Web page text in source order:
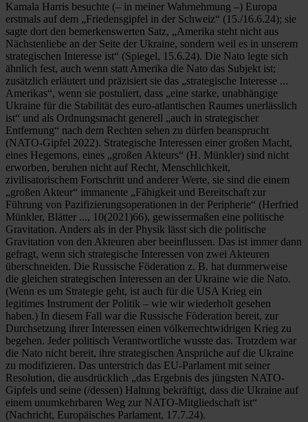
Kamala Harris besuchte (– in meiner Wahrnehmung –) Europa
erstmals auf dem „Friedensgipfel in der Schweiz“ (15./16.6.24); sie
sagte dort den bemerkenswerten Satz, „Amerika steht nicht aus
Nächstenliebe an der Seite der Ukraine, sondern weil es in unserem
strategischen Interesse ist“ (Spiegel, 15.6.24). Die Nato legte sich
ähnlich fest, auch wenn statt Amerika die Nato das Subjekt ist;
zusätzlich erläutert und präzisiert sie das „strategische Interesse ...
Amerikas“, wenn sie postuliert, dass „eine starke, unabhängige
Ukraine für die Stabilität des euro-atlantischen Raumes unerlässlich
ist“ und als Ordnungsmacht generell „auch in strategischer
Entfernung“ nach dem Rechten sehen zu dürfen beansprucht
(NATO-Gipfel 2022). Strategische Interessen einer großen Macht,
eines Hegemons, eines „großen Akteurs“ (H. Münkler) sind nicht
erworben, beruhen nicht auf Recht, Menschlichkeit,
zivilisatorischem Fortschritt und anderer Werte, sie sind die einem
„großen Akteur“ immanente „Fähigkeit und Bereitschaft zur
Führung von Pazifizierungsoperationen in der Peripherie“ (Herfried
Münkler, Blätter ..., 10(2021)66), gewissermaßen eine politische
Gravitation. Anders als in der Physik lässt sich die politische
Gravitation von den Akteuren aber beeinflussen. Das ist immer dann
gefragt, wenn sich strategische Interessen von zwei Akteuren
überschneiden. Die Russische Föderation z. B. hat dummerweise
die gleichen strategischen Interessen an der Ukraine wie die Nato.
(Wenn es um Strategie geht, ist auch für die USA Krieg ein
legitimes Instrument der Politik – wie wir wiederholt gesehen
haben.) In diesem Fall war die Russische Föderation bereit, zur
Durchsetzung ihrer Interessen einen völkerrechtwidrigen Krieg zu
begehen. Jeder politisch Verantwortliche wusste das. Trotzdem war
die Nato nicht bereit, ihre strategischen Ansprüche auf die Ukraine
zu modifizieren. Das unterstrich das EU-Parlament mit seiner
Resolution, die ausdrücklich „das Ergebnis des jüngsten NATO-
Gipfels und seine (/dessen) Haltung bekräftigt, dass die Ukraine auf
einem unumkehrbaren Weg zur NATO-Mitgliedschaft ist“
(Nachricht, Europäisches Parlament, 17.7.24).